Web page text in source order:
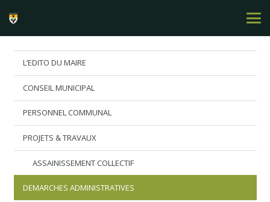
L’EDITO DU MAIRE
CONSEIL MUNICIPAL
PERSONNEL COMMUNAL
PROJETS & TRAVAUX
ASSAINISSEMENT COLLECTIF
DEMARCHES ADMINISTRATIVES